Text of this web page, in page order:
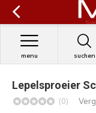
suchen
menu
Lepelsproeier
(0)